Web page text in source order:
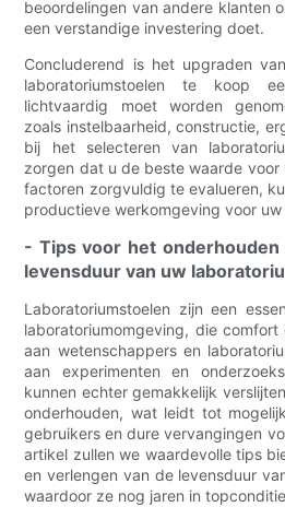
beoordelingen van andere klanten
een verstandige investering doet.
Concluderend is het upgraden
laboratoriumstoelen te koop
lichtvaardig moet worden
zoals instelbaarheid, constructie,
bij het selecteren van
zorgen dat u de beste waarde
factoren zorgvuldig te evalueren,
productieve werkomgeving voor
- Tips voor het onderhouden
levensduur van uw
Laboratoriumstoelen zijn een
laboratoriumomgeving, die
aan wetenschappers en
aan experimenten en
kunnen echter gemakkelijk
onderhouden, wat leidt tot
gebruikers en dure vervangingen
artikel zullen we waardevolle tips
en verlengen van de levensduur
waardoor ze nog jaren in